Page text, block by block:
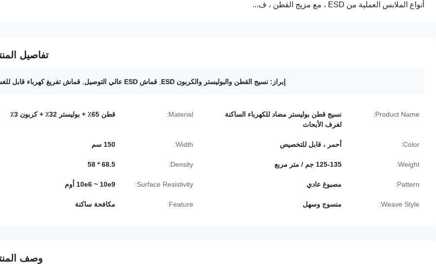
أنواع الملابس العملية من ESD ، مع مزيج القطن ، ف...
تفاصيل
إبراز: نسيج القطن والبوليستر والكربون ESD قماش ESD عالي التوصيل قماش تفريغ كهرباء قابل
Product Name:
نسيج قطن بوليستر مضاد للكهرباء الساكنة
لغرف الأبحاث
Material: قطن 65٪ + بوليستر 32٪ + كربون 3٪
Color: أحمر ، قابل للتخصيص Width: 150 سم
Weight: 125-135 جم / متر مربع Density:
68.5 * 58
Pattern: مصبوغ عادي Surface Resistivity: 10e6 ~ 10e9 أوم
Weave Style: منسوج وسهل Feature: مكافحة ساكنة
وصف